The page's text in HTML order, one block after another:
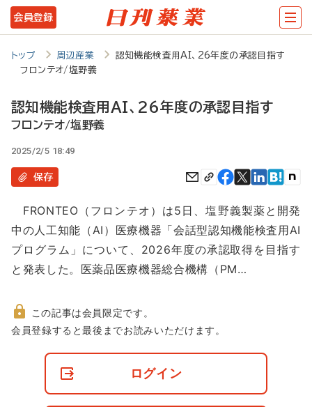
メ
イ
ン
テ
ツ
に
動
会員登録
トップ 周辺産業
認知機能検査用AI、26年度の承認目指す
フロンテオ/塩野義
認知機能検査用AI、26年度の承認目指す
フロンテオ/塩野義
2025/2/5 18:49
保存
FRONTEO（フロンテオ）は5日、塩野義製薬と開発
中の人工知能（AI）医療機器「会話型認知機能検査用AI
プログラム」について、2026年度の承認取得を目指す
と発表した。医薬品医療機器総合機構（PM…
非
この記事は会員限定です。
会員登録すると最後までお読みいただけます。
ログイン